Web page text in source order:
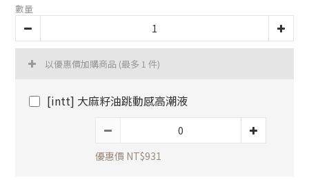
數量
以優惠價加購商品 (最多 1 件)
[intt] 大麻籽油跳動感高潮液
優惠價 NT$931